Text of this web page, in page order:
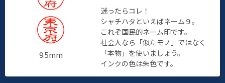
9.5mm
迷ったらコレ！
シャチハタといえばネーム９。
これぞ国民的ネーム印です。
社会人なら「似たモノ」ではなく
「本物」を使いましょう。
インクの色は朱色です。